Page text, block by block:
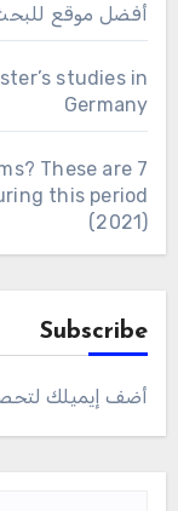
أفضل موقع
studies in
Germany
These are 7
this period
(2021)
Subscribe
أضف إيميلك